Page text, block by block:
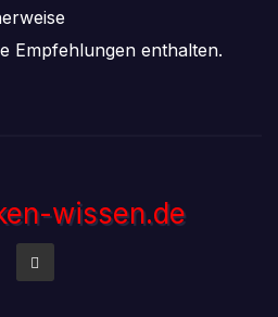
Empfehlungen enthalten.